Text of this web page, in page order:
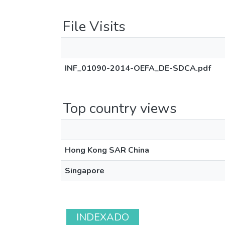
File Visits
INF_01090-2014-OEFA_DE-SDCA.pdf
Top country views
Hong Kong SAR China
Singapore
INDEXADO